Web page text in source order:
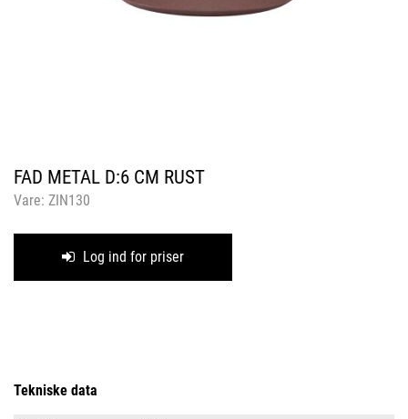
FAD METAL D:6 CM RUST
Vare: ZIN130
Log ind for priser
Tekniske data